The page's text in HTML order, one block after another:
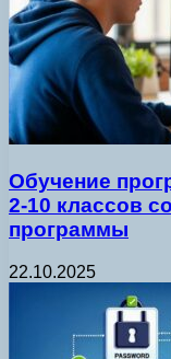
Обучение
2-10 классов
программы
22.10.2025